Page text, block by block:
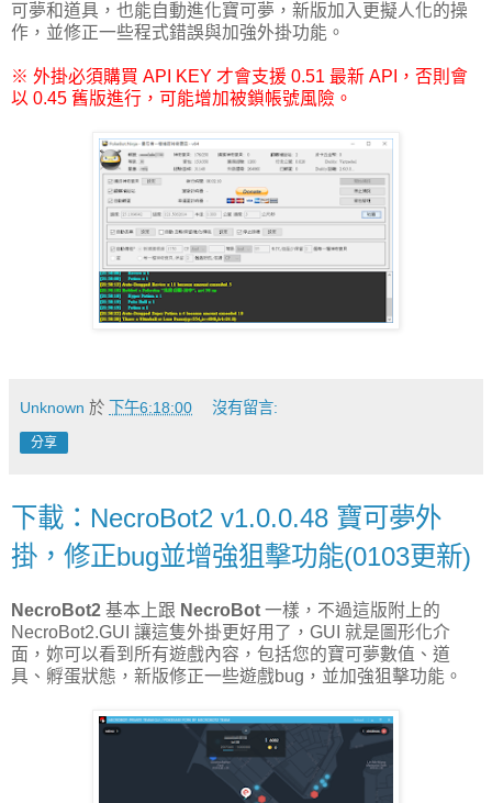
可夢和道具，也能自動進化寶可夢，新版加入更擬人化的操
作，並修正一些程式錯誤與加強外掛功能。
※ 外掛必須購買 API KEY 才會支援 0.51 最新 API，否則會
以 0.45 舊版進行，可能增加被鎖帳號風險。
Unknown 於 下午6:18:00 沒有留言:
分享
下載：NecroBot2 v1.0.0.48 寶可夢外
掛，修正bug並增強狙擊功能(0103更新)
NecroBot2 基本上跟 NecroBot 一樣，不過這版附上的
NecroBot2.GUI 讓這隻外掛更好用了，GUI 就是圖形化介
面，妳可以看到所有遊戲內容，包括您的寶可夢數值、道
具、孵蛋狀態，新版修正一些遊戲bug，並加強狙擊功能。